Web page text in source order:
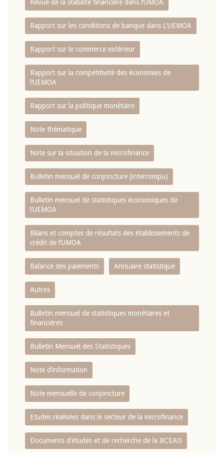
Revue de la stabilité financière dans l‘UMOA
Rapport sur les conditions de banque dans L‘UEMOA
Rapport sur le commerce extérieur
Rapport sur la compétitivité des économies de
l‘UEMOA
Rapport sur la politique monétaire
Note thématique
Note sur la situation de la microfinance
Bulletin mensuel de conjoncture (interrompu)
Bulletin mensuel de statistiques économiques de
l‘UEMOA
Bilans et comptes de résultats des établissements de
crédit de l‘UMOA
Balance des paiements Annuaire statistique
Autres
Bulletin mensuel de statistiques monétaires et
financières
Bulletin Mensuel des Statistiques
Note d’information
Note mensuelle de conjoncture
Etudes réalisées dans le secteur de la microfinance
Documents d’études et de recherche de la BCEAO